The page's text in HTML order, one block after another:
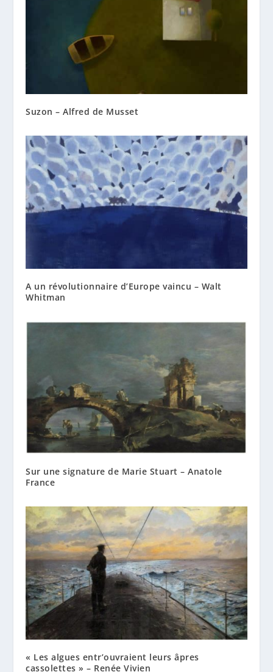
Suzon – Alfred de Musset
A un révolutionnaire d’Europe vaincu – Walt
Whitman
Sur une signature de Marie Stuart – Anatole
France
« Les algues entr’ouvraient leurs âpres
cassolettes » – Renée Vivien